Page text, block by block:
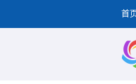
首